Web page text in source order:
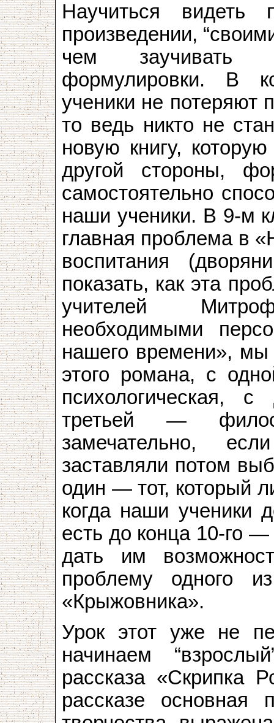
Научиться видеть
произведении,
чем заучивать
формулировки. В
ученики не потеряют
то ведь никто не
новую книгу,
другой стороны,
самостоятельно
наши ученики. В 9-м
главная проблема в
воспитания
показать, как эта
учителей
необходимыми
нашего времени», мы
этого романа, с
психологическая,
третьей —
замечательно,
заставляли потом
один — тот, который
когда наши ученики
есть до конца 10-го
дать им
проблему одного
«Крыжовника».
Урок этот уже не
начинаем
рассказа «Скрипка
рассказе основная